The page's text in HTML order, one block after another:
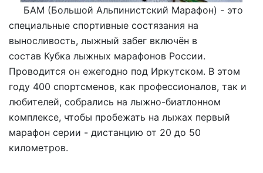
БАМ (Большой Альпинистский Марафон) - это
специальные спортивные состязания на
выносливость, лыжный забег включён в
состав Кубка лыжных марафонов России.
Проводится он ежегодно под Иркутском. В этом
году 400 спортсменов, как профессионалов, так и
любителей, собрались на лыжно-биатлонном
комплексе, чтобы пробежать на лыжах первый
марафон серии - дистанцию от 20 до 50
километров.